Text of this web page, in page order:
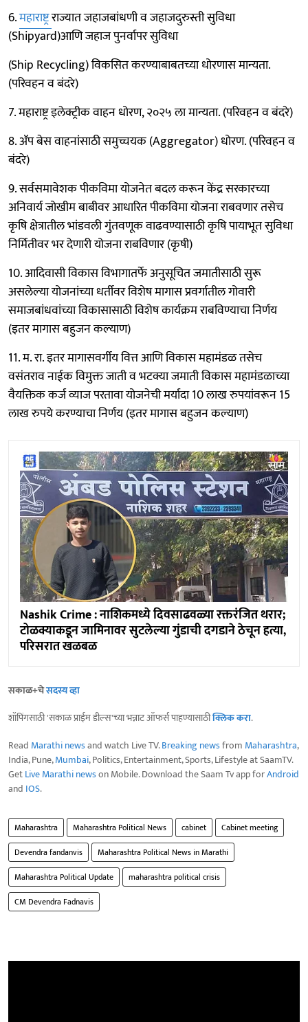
6.महाराष्ट्रराज्यात जहाजबांधणी व जहाजदुरुस्ती सुविधा
(Shipyard)आणि जहाज पुनर्वापर सुविधा
(Ship Recycling) विकसित करण्याबाबतच्या धोरणास मान्यता.
(परिवहन व बंदरे)
7. महाराष्ट्र इलेक्ट्रीक वाहन धोरण, २०२५ ला मान्यता. (परिवहन व बंदरे)
8. ॲप बेस वाहनांसाठी समुच्चयक (Aggregator) धोरण. (परिवहन व
बंदरे)
9. सर्वसमावेशक पीकविमा योजनेत बदल करून केंद्र सरकारच्या
अनिवार्य जोखीम बाबीवर आधारित पीकविमा योजना राबवणार तसेच
कृषि क्षेत्रातील भांडवली गुंतवणूक वाढवण्यासाठी कृषि पायाभूत सुविधा
निर्मितीवर भर देणारी योजना राबविणार (कृषी)
10. आदिवासी विकास विभागातर्फे अनुसूचित जमातीसाठी सुरू
असलेल्या योजनांच्या धर्तीवर विशेष मागास प्रवर्गातील गोवारी
समाजबांधवांच्या विकासासाठी विशेष कार्यक्रम राबविण्याचा निर्णय
(इतर मागास बहुजन कल्याण)
11. म. रा. इतर मागासवर्गीय वित्त आणि विकास महामंडळ तसेच
वसंतराव नाईक विमुक्त जाती व भटक्या जमाती विकास महामंडळाच्या
वैयक्तिक कर्ज व्याज परतावा योजनेची मर्यादा 10 लाख रुपयांवरून 15
लाख रुपये करण्याचा निर्णय (इतर मागास बहुजन कल्याण)
Nashik Crime : नाशिकमध्ये दिवसाढवळ्या रक्तरंजित थरार;
टोळक्याकडून जामिनावर सुटलेल्या गुंडाची दगडाने ठेचून हत्या,
परिसरात खळबळ
सकाळ+चेसदस्य व्हा
शॉपिंगसाठी 'सकाळ प्राईम डील्स'च्या भन्नाट ऑफर्स पाहण्यासाठीक्लिक करा.
Read Marathi newsand watch Live TV.Breaking newsfrom Maharashtra,
India, Pune,Mumbai, Politics, Entertainment, Sports, Lifestyle at SaamTV.
GetLive Marathi newson Mobile. Download the Saam Tv app forAndroid
and IOS.
Maharashtra Maharashtra Political News cabinet
Cabinet meeting
Devendra fandanvis
Maharashtra Political News in Marathi
Maharashtra Political Update
maharashtra political crisis
CM Devendra Fadnavis